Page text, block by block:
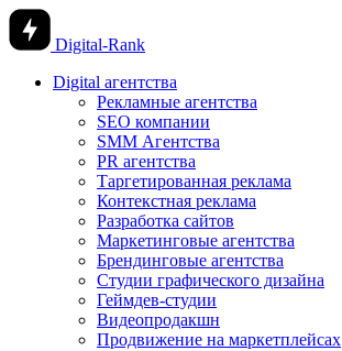
Digital-Rank
Digital агентства
Рекламные агентства
SEO компании
SMM Агентства
PR агентства
Таргетированная реклама
Контекстная реклама
Разработка сайтов
Маркетинговые агентства
Брендинговые агентства
Студии графического дизайна
Геймдев-студии
Видеопродакшн
Продвижение на маркетплейсах